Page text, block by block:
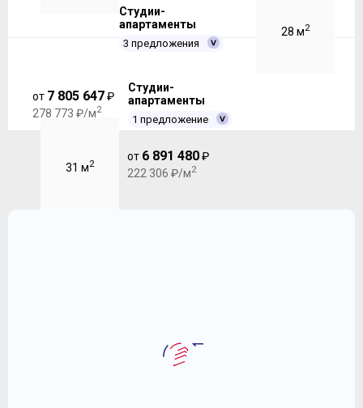
Студии-
апартаменты
3 предложения
28 м2
от 7 805 647₽
278 773 ₽/м2
Студии-
апартаменты
1 предложение
31 м2
от 6 891 480₽
222 306 ₽/м2